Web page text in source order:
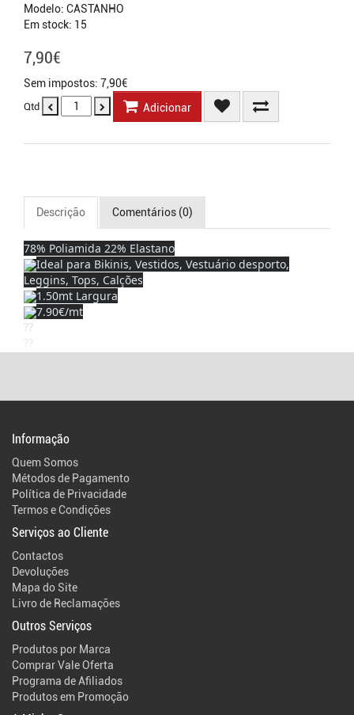
Modelo: CASTANHO
Em stock: 15
7,90€
Sem impostos: 7,90€
Qtd Adicionar
Descrição Comentários (0)
78% Poliamida 22% Elastano
Ideal para Bikinis, Vestidos, Vestuário desporto,
Leggins, Tops, Calções
1.50mt Largura
7.90€/mt
Informação
Quem Somos
Métodos de Pagamento
Política de Privacidade
Termos e Condições
Serviços ao Cliente
Contactos
Devoluções
Mapa do Site
Livro de Reclamações
Outros Serviços
Produtos por Marca
Comprar Vale Oferta
Programa de Afiliados
Produtos em Promoção